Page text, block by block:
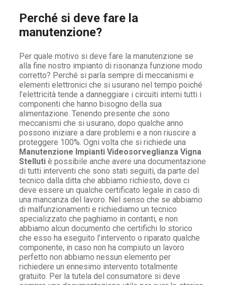
Perché si deve fare la
manutenzione?
Per quale motivo si deve fare la manutenzione se
alla fine nostro impianto di risonanza funzione modo
corretto? Perché si parla sempre di meccanismi e
elementi elettronici che si usurano nel tempo poiché
l’elettricità tende a danneggiare i circuiti interni tutti i
componenti che hanno bisogno della sua
alimentazione. Tenendo presente che sono
meccanismi che si usurano, dopo qualche anno
possono iniziare a dare problemi e a non riuscire a
proteggere 100%. Ogni volta che si richiede una
Manutenzione Impianti Videosorveglianza Vigna
Stelluti è possibile anche avere una documentazione
di tutti interventi che sono stati seguiti, da parte del
tecnico dalla ditta che abbiamo richiesto, dove ci
deve essere un qualche certificato legale in caso di
una mancanza del lavoro. Nel senso che se abbiamo
di malfunzionamenti e richiediamo un tecnico
specializzato che paghiamo in contanti, e non
abbiamo alcun documento che certifichi lo storico
che esso ha eseguito l’intervento o riparato qualche
componente, in caso non ha compiuto un lavoro
perfetto non abbiamo nessun elemento per
richiedere un ennesimo intervento totalmente
gratuito. Per la tutela del consumatore si deve